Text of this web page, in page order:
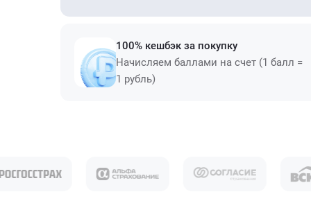
100% кешбэк за покупку
Начисляем баллами на счет (1 балл =
1 рубль)